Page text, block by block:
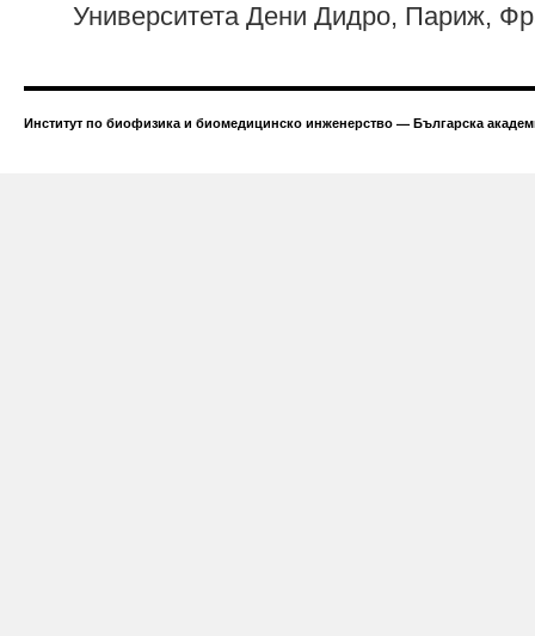
Университета Дени Дидро, Париж,
Институт по биофизика и биомедицинско инженерство — Българска